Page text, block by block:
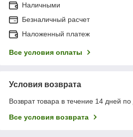
Наличными
Безналичный расчет
Наложенный платеж
Все условия оплаты
Условия возврата
Возврат товара в течение 14 дней по
Все условия возврата